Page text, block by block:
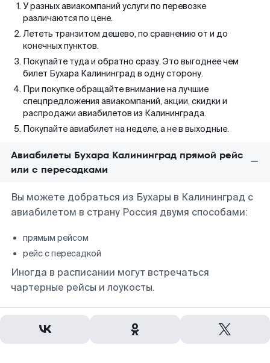
У разных авиакомпаний услуги по перевозке
различаются по цене.
Лететь транзитом дешево, по сравнению от и до
конечных пунктов.
Покупайте туда и обратно сразу. Это выгоднее чем
билет Бухара Калининград в одну сторону.
При покупке обращайте внимание на лучшие
спецпредложения авиакомпаний, акции, скидки и
распродажи авиабилетов из Калининграда.
Покупайте авиабилет на неделе, а не в выходные.
Авиабилеты Бухара Калининград прямой рейс
или с пересадками
Вы можете добраться из Бухары в Калининград с
авиабилетом в страну Россия двумя способами:
прямым рейсом
рейс с пересадкой
Иногда в расписании могут встречаться
чартерные рейсы и лоукосты.